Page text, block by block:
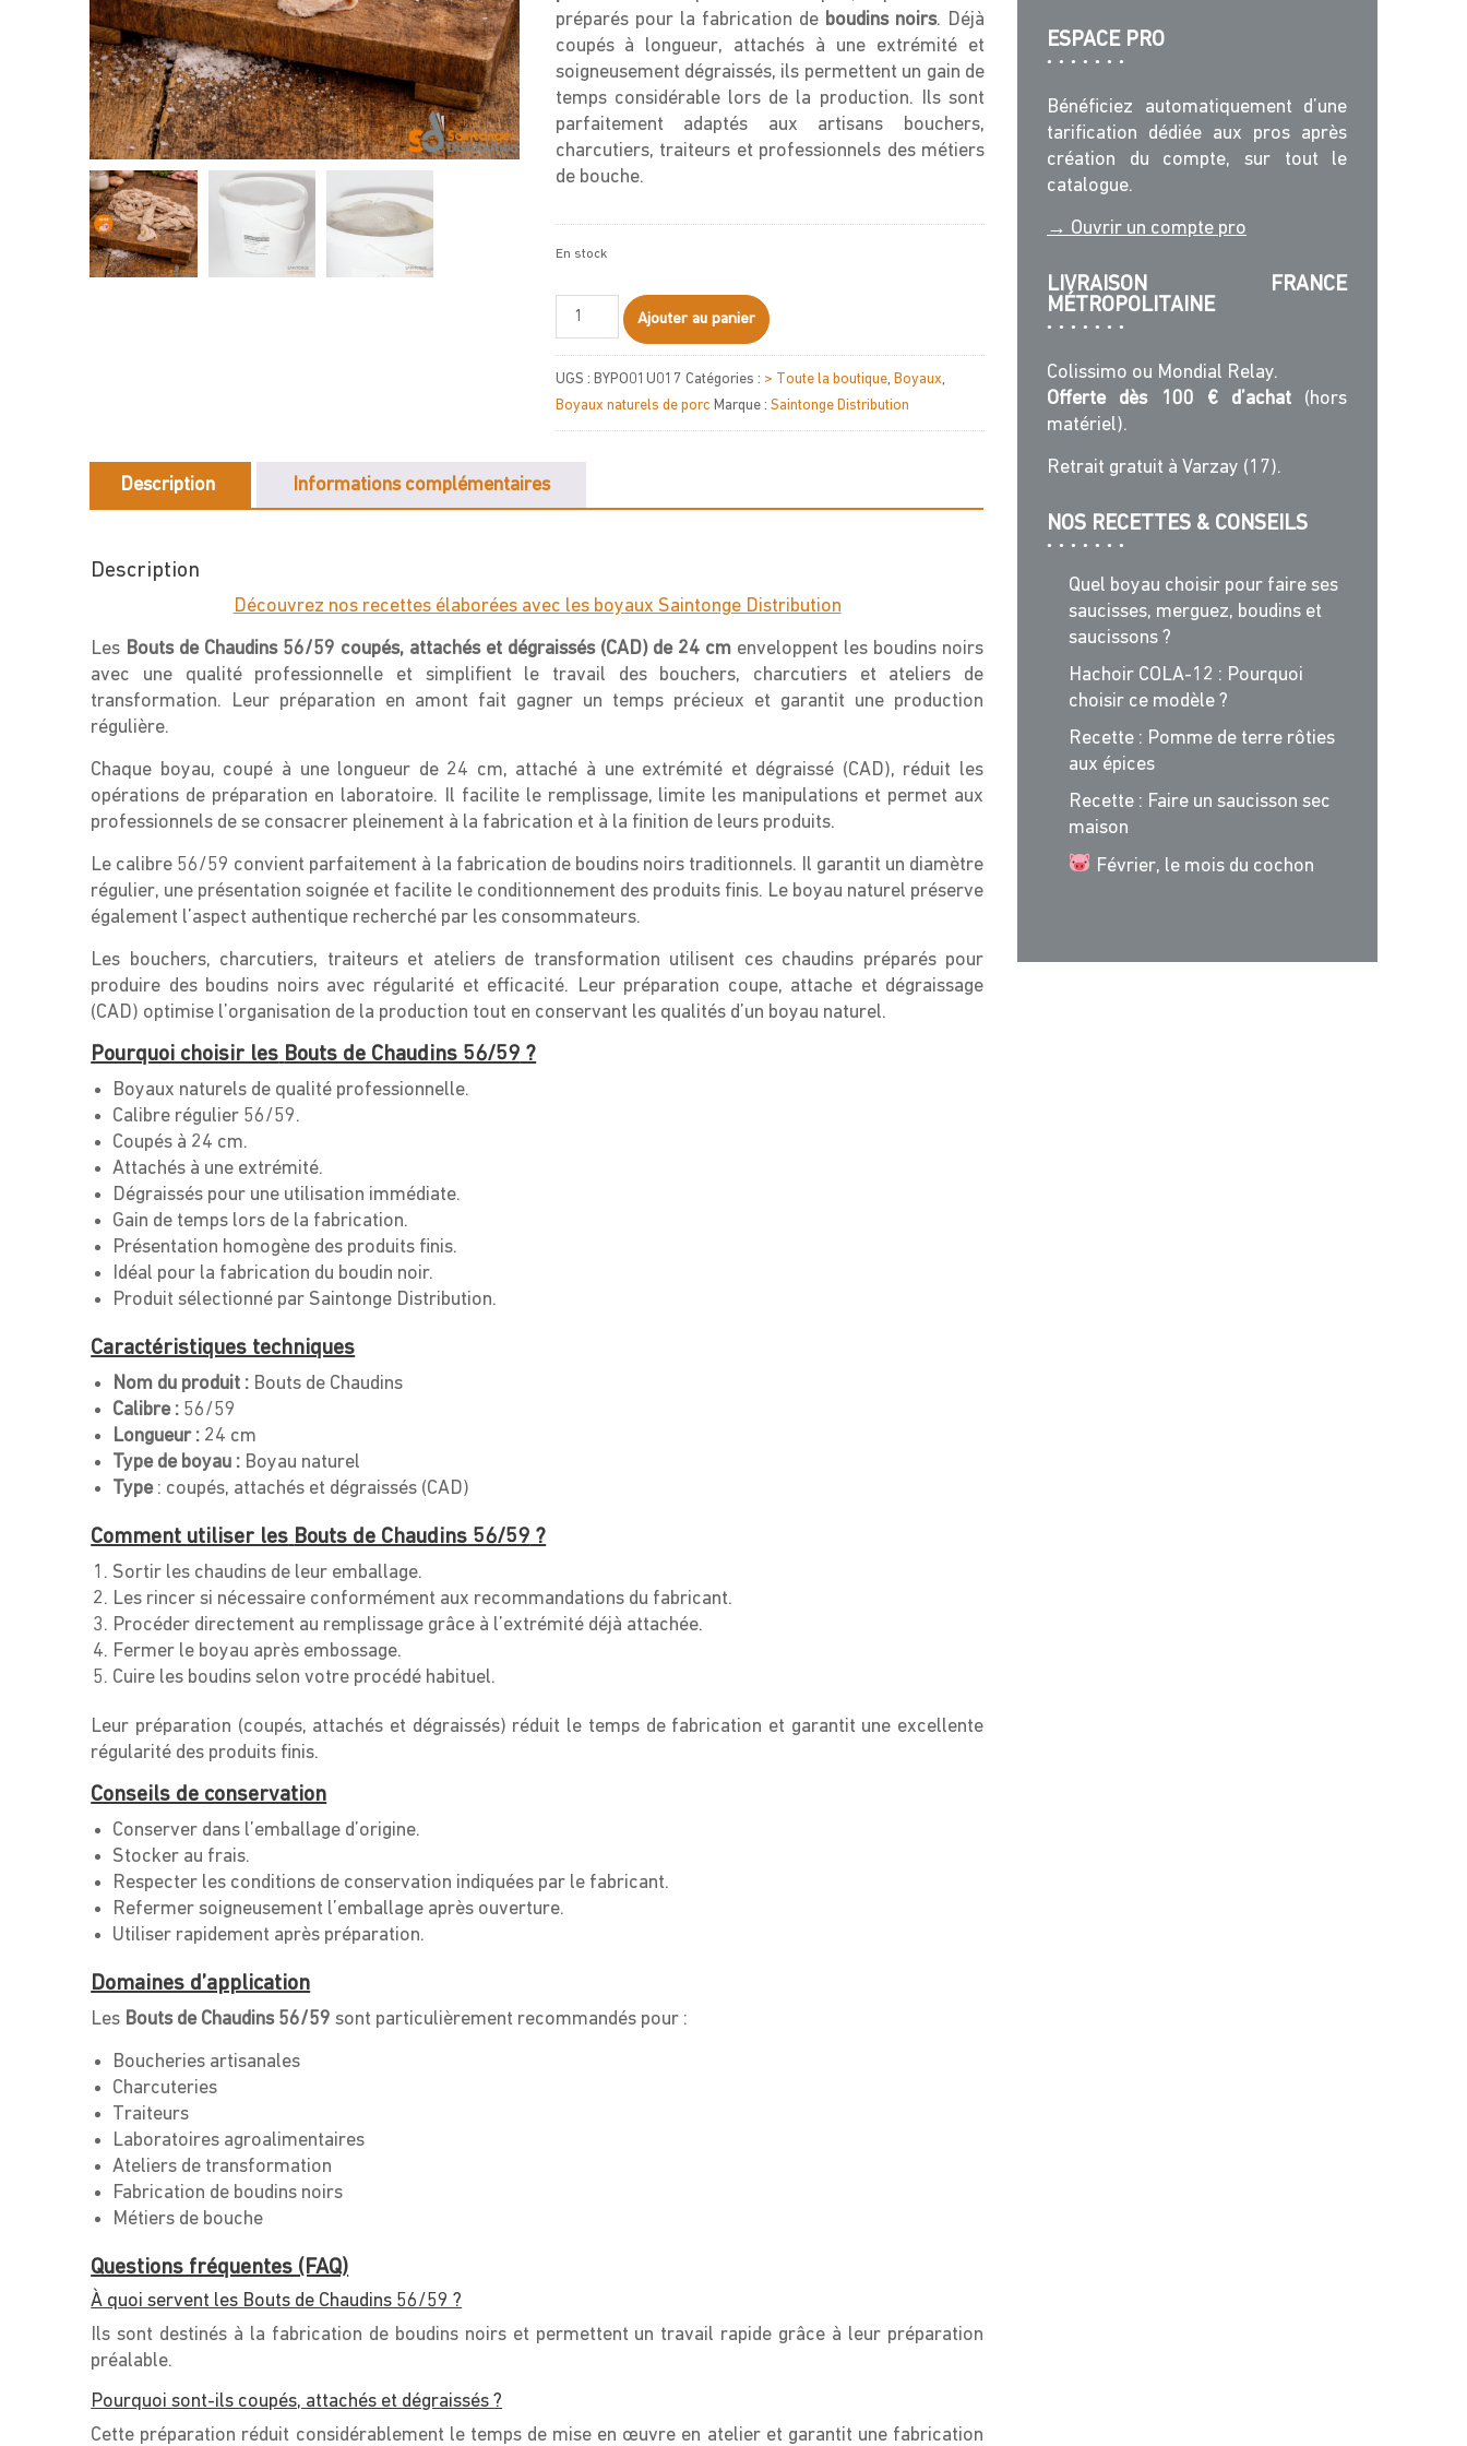
préparés pour la fabrication de boudins noirs. Déjà
coupés à longueur, attachés à une extrémité et
soigneusement dégraissés, ils permettent un gain de
temps considérable lors de la production. Ils sont
parfaitement adaptés aux artisans bouchers,
charcutiers, traiteurs et professionnels des métiers
de bouche.
En stock
quantité
Bouts
de
chaudins
CAD
Ajouter au panier
UGS : BYPO01U017 Catégories : > Toute la boutique, Boyaux,
Boyaux naturels de porc Marque : Saintonge Distribution
Description Informations complémentaires
Description
Découvrez nos recettes élaborées avec les boyaux Saintonge Distribution
Les Bouts de Chaudins 56/59 coupés, attachés et dégraissés (CAD) de 24 cm enveloppent les boudins noirs
avec une qualité professionnelle et simplifient le travail des bouchers, charcutiers et ateliers de
transformation. Leur préparation en amont fait gagner un temps précieux et garantit une production
régulière.
Chaque boyau, coupé à une longueur de 24 cm, attaché à une extrémité et dégraissé (CAD), réduit les
opérations de préparation en laboratoire. Il facilite le remplissage, limite les manipulations et permet aux
professionnels de se consacrer pleinement à la fabrication et à la finition de leurs produits.
Le calibre 56/59 convient parfaitement à la fabrication de boudins noirs traditionnels. Il garantit un diamètre
régulier, une présentation soignée et facilite le conditionnement des produits finis. Le boyau naturel préserve
également l’aspect authentique recherché par les consommateurs.
Les bouchers, charcutiers, traiteurs et ateliers de transformation utilisent ces chaudins préparés pour
produire des boudins noirs avec régularité et efficacité. Leur préparation coupe, attache et dégraissage
(CAD) optimise l’organisation de la production tout en conservant les qualités d’un boyau naturel.
Pourquoi choisir les Bouts de Chaudins 56/59 ?
Boyaux naturels de qualité professionnelle.
Calibre régulier 56/59.
Coupés à 24 cm.
Attachés à une extrémité.
Dégraissés pour une utilisation immédiate.
Gain de temps lors de la fabrication.
Présentation homogène des produits finis.
Idéal pour la fabrication du boudin noir.
Produit sélectionné par Saintonge Distribution.
Caractéristiques techniques
Nom du produit : Bouts de Chaudins
Calibre : 56/59
Longueur : 24 cm
Type de boyau : Boyau naturel
Type: coupés, attachés et dégraissés (CAD)
Comment utiliser les Bouts de Chaudins 56/59 ?
Sortir les chaudins de leur emballage.
Les rincer si nécessaire conformément aux recommandations du fabricant.
Procéder directement au remplissage grâce à l’extrémité déjà attachée.
Fermer le boyau après embossage.
Cuire les boudins selon votre procédé habituel.
Leur préparation (coupés, attachés et dégraissés) réduit le temps de fabrication et garantit une excellente
régularité des produits finis.
Conseils de conservation
Conserver dans l’emballage d’origine.
Stocker au frais.
Respecter les conditions de conservation indiquées par le fabricant.
Refermer soigneusement l’emballage après ouverture.
Utiliser rapidement après préparation.
Domaines d’application
Les Bouts de Chaudins 56/59 sont particulièrement recommandés pour :
Boucheries artisanales
Charcuteries
Traiteurs
Laboratoires agroalimentaires
Ateliers de transformation
Fabrication de boudins noirs
Métiers de bouche
Questions fréquentes (FAQ)
À quoi servent les Bouts de Chaudins 56/59 ?
Ils sont destinés à la fabrication de boudins noirs et permettent un travail rapide grâce à leur préparation
préalable.
Pourquoi sont-ils coupés, attachés et dégraissés ?
Cette préparation réduit considérablement le temps de mise en œuvre en atelier et garantit une fabrication
ESPACE PRO
Bénéficiez automatiquement d’une
tarification dédiée aux pros après
création du compte, sur tout le
catalogue.
→ Ouvrir un compte pro
LIVRAISON FRANCE
MÉTROPOLITAINE
Colissimo ou Mondial Relay.
Offerte dès 100 € d’achat (hors
matériel).
Retrait gratuit à Varzay (17).
NOS RECETTES & CONSEILS
Quel boyau choisir pour faire ses
saucisses, merguez, boudins et
saucissons ?
Hachoir COLA-12 : Pourquoi
choisir ce modèle ?
Recette : Pomme de terre rôties
aux épices
Recette : Faire un saucisson sec
maison
Février, le mois du cochon